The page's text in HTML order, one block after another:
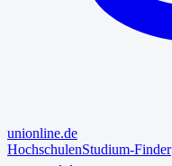
unionline.de
HochschulenStudium-Finder